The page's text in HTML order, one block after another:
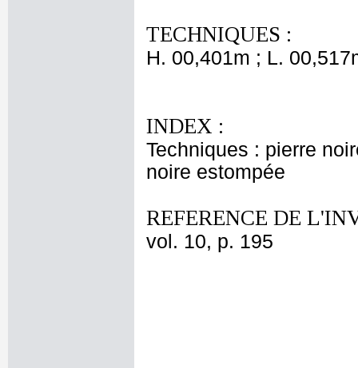
TECHNIQUES :
H. 00,401m ; L.
INDEX :
Techniques : pierre
noire estompée
REFERENCE DE
vol. 10, p. 195